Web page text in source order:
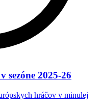
sezóne 2025-26
hráčov v minulej